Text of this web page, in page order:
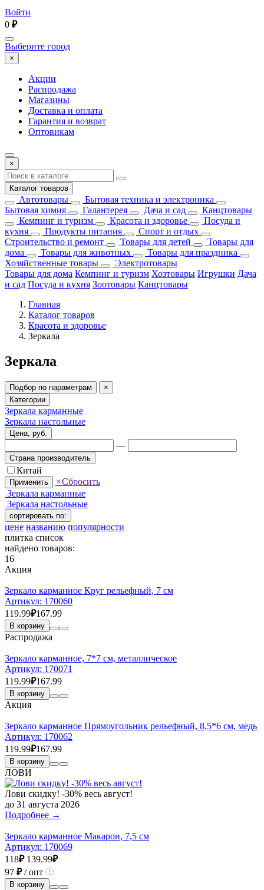
Войти
0 ₽
Выберите город
×
Акции
Распродажа
Магазины
Доставка и оплата
Гарантия и возврат
Оптовикам
×
Каталог товаров
Автотовары
Бытовая техника и электроника
Бытовая химия
Галантерея Дача и сад
Канцтовары
Кемпинг и туризм
Красота и здоровье
Посуда и
кухня
Продукты питания
Спорт и отдых
Строительство и ремонт
Товары для детей
Товары для
дома
Товары для животных
Товары для праздника
Хозяйственные товары
Электротовары
Товары для дома Кемпинг и туризм Хозтовары Игрушки Дача
и сад Посуда и кухня Зоотовары Канцтовары
Главная
Каталог товаров
Красота и здоровье
Зеркала
Зеркала
Подбор по параметрам
×
Категории
Зеркала карманные
Зеркала настольные
Цена, руб.
—
Страна производитель
Китай
Применить ×Сбросить
Зеркала карманные
Зеркала настольные
сортировать по:
цене названию популярности
плитка список
найдено товаров:
16
Акция
Зеркало карманное Круг рельефный, 7 см
Артикул: 170060
119.99₽167.99
В корзину
Распродажа
Зеркало карманное, 7*7 см, металлическое
Артикул: 170071
119.99₽167.99
В корзину
Акция
Зеркало карманное Прямоугольник рельефный, 8,5*6 см, медь
Артикул: 170062
119.99₽167.99
В корзину
ЛОВИ
Лови скидку! -30% весь август!
до 31 августа 2026
Подробнее →
Зеркало карманное Макарон, 7,5 см
Артикул: 170069
118₽ 139.99₽
97 ₽/ опт
В корзину